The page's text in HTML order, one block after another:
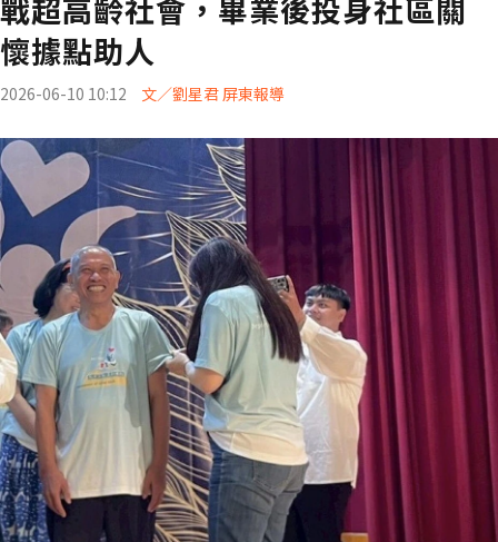
戰超高齡社會，畢業後投身社區關
懷據點助人
2026-06-10 10:12 文／劉星君 屏東報導